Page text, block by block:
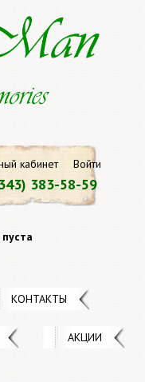
кабинет Войти
383-58-59
КОНТАКТЫ
АКЦИИ